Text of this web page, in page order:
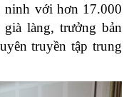
ninh với hơn 17.000
làng, trưởng bản
truyền tập trung